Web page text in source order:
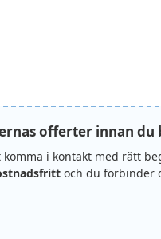
offerter innan du
i kontakt med rätt
och du förbinder